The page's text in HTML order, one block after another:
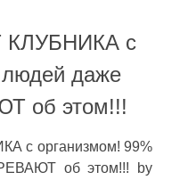
КЛУБНИКА с
людей даже
об этом!!!
с организмом! 99%
об этом!!! by